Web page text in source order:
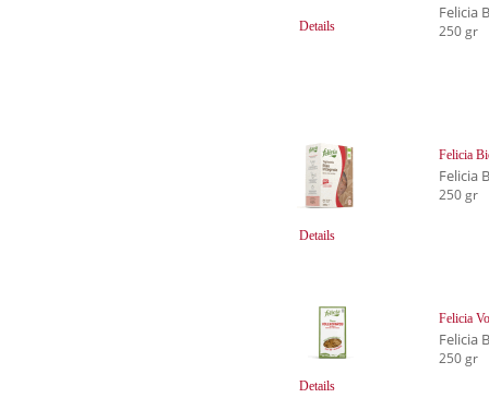
Details
Felicia
250 gr
Details
Felicia
Felicia
250 gr
Details
Felicia
Felicia
250 gr